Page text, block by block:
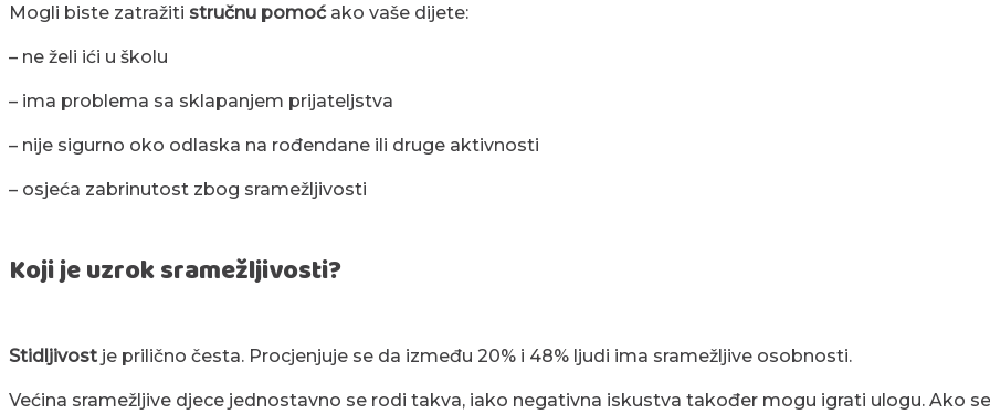
Mogli biste zatražiti stručnu pomoć ako vaše dijete:
– ne želi ići u školu
– ima problema sa sklapanjem prijateljstva
– nije sigurno oko odlaska na rođendane ili druge aktivnosti
– osjeća zabrinutost zbog sramežljivosti
Koji je uzrok sramežljivosti?
Stidljivost je prilično česta. Procjenjuje se da između 20% i 48% ljudi ima sramežljive osobnosti.
Većina sramežljive djece jednostavno se rodi takva, iako negativna iskustva također mogu igrati ulogu. Ako